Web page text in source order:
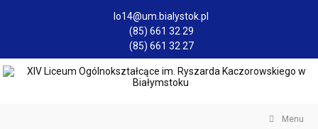
lo14@um.bialystok.pl
(85) 661 32 29
(85) 661 32 27
Menu